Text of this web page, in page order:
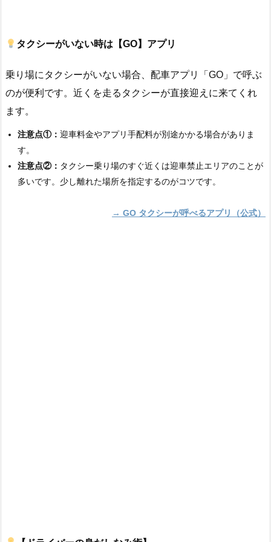
タクシーがいない時は【GO】アプリ
乗り場にタクシーがいない場合、配車アプリ「GO」で呼ぶ
のが便利です。近くを走るタクシーが直接迎えに来てくれ
ます。
注意点①： 迎車料金やアプリ手配料が別途かかる場合がありま
す。
注意点②： タクシー乗り場のすぐ近くは迎車禁止エリアのことが
多いです。少し離れた場所を指定するのがコツです。
→ GO タクシーが呼べるアプリ（公式）